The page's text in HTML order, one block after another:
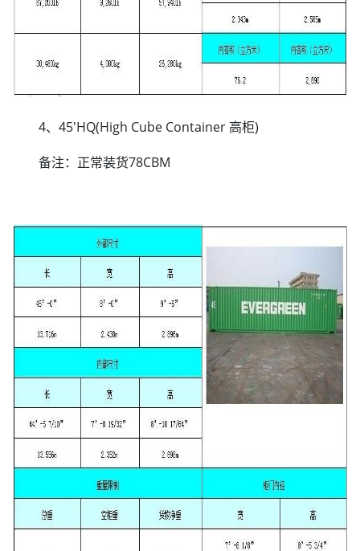
4、45'HQ(High Cube Container 高柜)
备注：正常装货78CBM